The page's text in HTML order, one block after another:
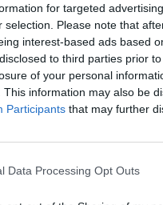
for targeted
selection. Please note that
interest-based ads based
to third parties prior
of your personal
This information may also be
Participants that may further
Data Processing Opt Outs
Στεργίου, ο
της ΚΕΔΕ κ.
λειτουργήσει ως
γνώση και την